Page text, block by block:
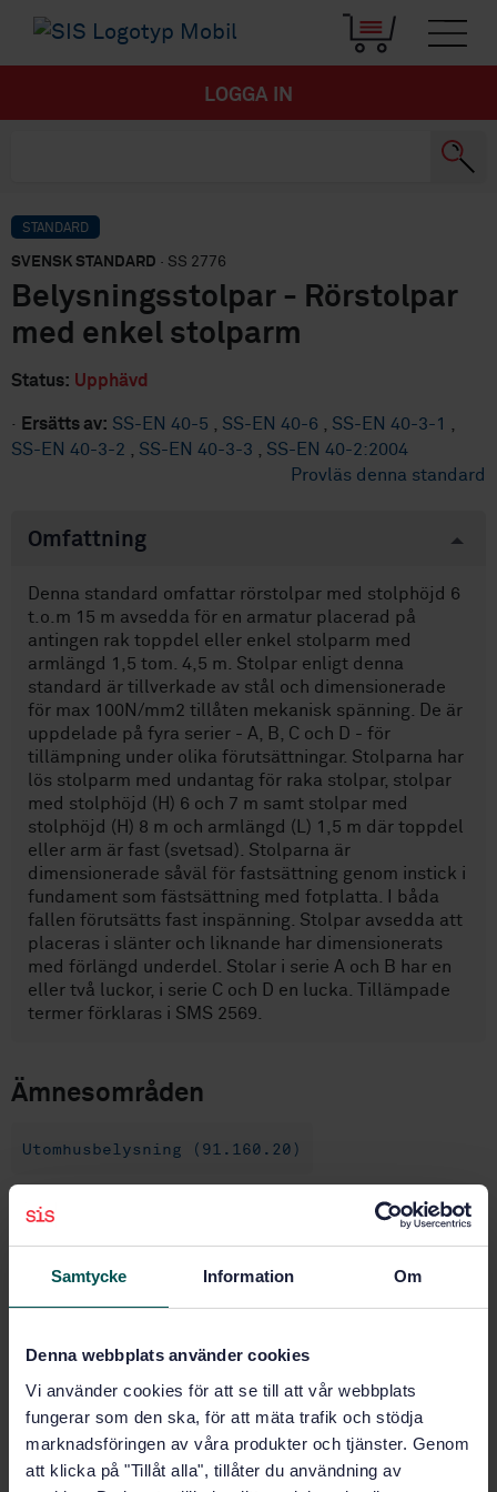
Samtycke Information Om
Denna webbplats använder cookies
Vi använder cookies för att se till att vår webbplats
fungerar som den ska, för att mäta trafik och stödja
marknadsföringen av våra produkter och tjänster. Genom
att klicka på "Tillåt alla", tillåter du användning av
LOGGA IN
STANDARD
SVENSK STANDARD · SS 2776
Belysningsstolpar - Rörstolpar
med enkel stolparm
Status: Upphävd
· Ersätts av: SS-EN 40-5 , SS-EN 40-6 , SS-EN 40-3-1 ,
SS-EN 40-3-2 , SS-EN 40-3-3 , SS-EN 40-2:2004
Provläs denna standard
Omfattning
Denna standard omfattar rörstolpar med stolphöjd 6
t.o.m 15 m avsedda för en armatur placerad på
antingen rak toppdel eller enkel stolparm med
armlängd 1,5 tom. 4,5 m. Stolpar enligt denna
standard är tillverkade av stål och dimensionerade
för max 100N/mm2 tillåten mekanisk spänning. De är
uppdelade på fyra serier - A, B, C och D - för
tillämpning under olika förutsättningar. Stolparna har
lös stolparm med undantag för raka stolpar, stolpar
med stolphöjd (H) 6 och 7 m samt stolpar med
stolphöjd (H) 8 m och armlängd (L) 1,5 m där toppdel
eller arm är fast (svetsad). Stolparna är
dimensionerade såväl för fastsättning genom instick i
fundament som fästsättning med fotplatta. I båda
fallen förutsätts fast inspänning. Stolpar avsedda att
placeras i slänter och liknande har dimensionerats
med förlängd underdel. Stolar i serie A och B har en
eller två luckor, i serie C och D en lucka. Tillämpade
termer förklaras i SMS 2569.
Ämnesområden
Utomhusbelysning (91.160.20)
STANDARD
Belysningsstolpar - Rörstolpar med enkel stolparm
Prenumerera på standarden - Läs mer
Pris:1 097 SEK
Lägg i varukorgen